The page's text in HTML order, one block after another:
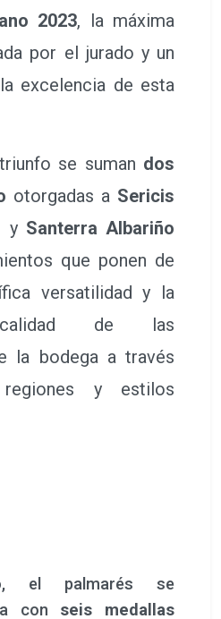
2023, la máxima
por el jurado y un
excelencia de esta
se suman dos
otorgadas a Sericis
y Santerra Albariño
que ponen de
versatilidad y la
calidad de las
la bodega a través
y estilos
el palmarés se
con seis medallas